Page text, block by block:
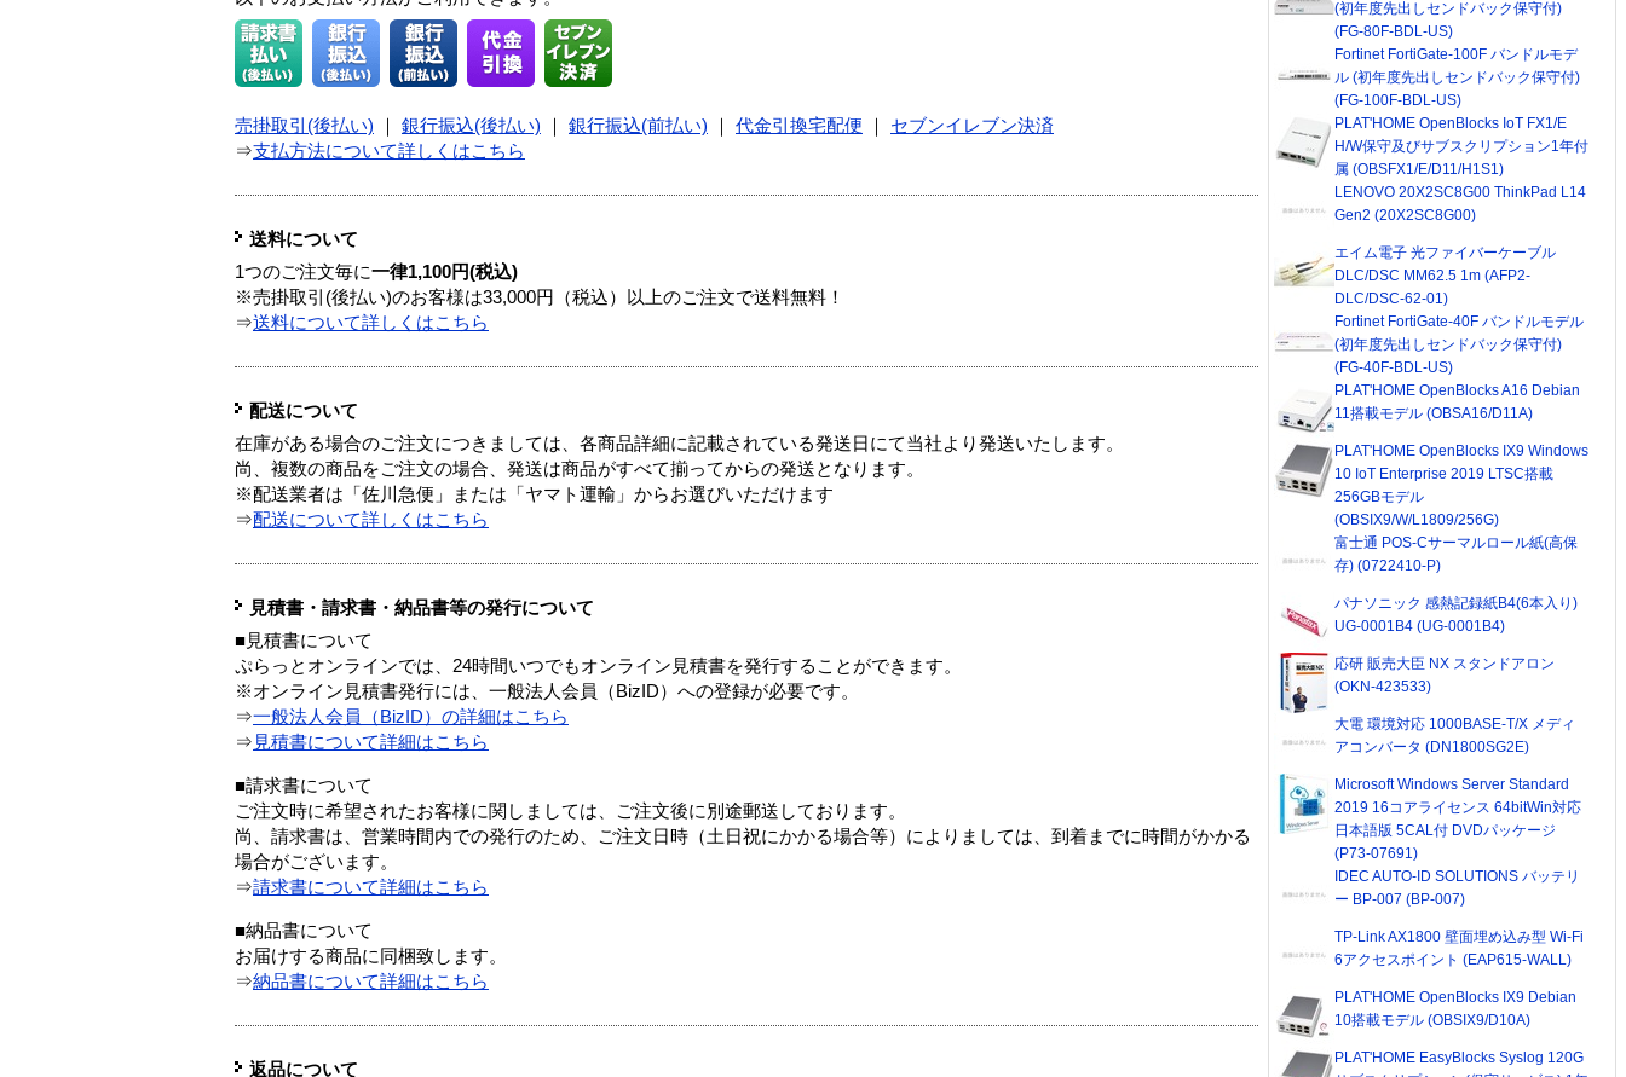
売掛取引(後払い) 銀行振込(後払い) 銀行振込(前払い) 代金引換宅配便
セブンイレブン決済
⇒支払方法について詳しくはこちら
送料について
1つのご注文毎に一律1,100円(税込)
※売掛取引(後払い)のお客様は33,000円（税込）以上のご注文で送料無料！
⇒送料について詳しくはこちら
配送について
在庫がある場合のご注文につきましては、各商品詳細に記載されている発送日にて当社より発送いたします。
尚、複数の商品をご注文の場合、発送は商品がすべて揃ってからの発送となります。
※配送業者は「佐川急便」または「ヤマト運輸」からお選びいただけます
⇒配送について詳しくはこちら
見積書・請求書・納品書等の発行について
■見積書について
ぷらっとオンラインでは、24時間いつでもオンライン見積書を発行することができます。
※オンライン見積書発行には、一般法人会員（BizID）への登録が必要です。
⇒一般法人会員（BizID）の詳細はこちら
⇒ 見積書について詳細はこちら
■請求書について
ご注文時に希望されたお客様に関しましては、ご注文後に別途郵送しております。
尚、請求書は、営業時間内での発行のため、ご注文日時（土日祝にかかる場合等）によりましては、到着までに時間がかかる
場合がございます。
⇒請求書について詳細はこちら
■納品書について
お届けする商品に同梱致します。
⇒納品書について詳細はこちら
返品について
(初年度先出しセンドバック保守付)
(FG-80F-BDL-US)
Fortinet FortiGate-100F バンドルモデ
ル (初年度先出しセンドバック保守付)
(FG-100F-BDL-US)
PLAT'HOME OpenBlocks IoT FX1/E
H/W保守及びサブスクリプション1年付
属 (OBSFX1/E/D11/H1S1)
LENOVO 20X2SC8G00 ThinkPad L14
Gen2 (20X2SC8G00)
エイム電子 光ファイバーケーブル
DLC/DSC MM62.5 1m (AFP2-
DLC/DSC-62-01)
Fortinet FortiGate-40F バンドルモデル
(初年度先出しセンドバック保守付)
(FG-40F-BDL-US)
PLAT'HOME OpenBlocks A16 Debian
11搭載モデル (OBSA16/D11A)
PLAT'HOME OpenBlocks IX9 Windows
10 IoT Enterprise 2019 LTSC搭載
256GBモデル
(OBSIX9/W/L1809/256G)
富士通 POS-Cサーマルロール紙(高保
存) (0722410-P)
パナソニック 感熱記録紙B4(6本入り)
UG-0001B4 (UG-0001B4)
応研 販売大臣 NX スタンドアロン
(OKN-423533)
大電 環境対応 1000BASE-T/X メディ
アコンバータ (DN1800SG2E)
Microsoft Windows Server Standard
2019 16コアライセンス 64bitWin対応
日本語版 5CAL付 DVDパッケージ
(P73-07691)
IDEC AUTO-ID SOLUTIONS バッテリ
ー BP-007 (BP-007)
TP-Link AX1800 壁面埋め込み型 Wi-Fi
6アクセスポイント (EAP615-WALL)
PLAT'HOME OpenBlocks IX9 Debian
10搭載モデル (OBSIX9/D10A)
PLAT'HOME EasyBlocks Syslog 120G